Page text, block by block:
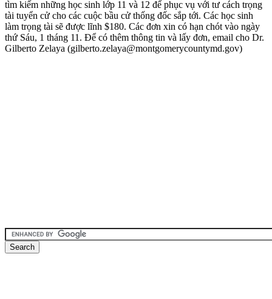
tìm kiếm những học sinh lớp 11 và 12 để phục vụ với tư cách trọng
tài tuyển cử cho các cuộc bầu cử thống đốc sắp tới. Các học sinh
làm trọng tài sẽ được lĩnh $180. Các đơn xin có hạn chót vào ngày
thứ Sáu, 1 tháng 11. Để có thêm thông tin và lấy đơn, email cho Dr.
Gilberto Zelaya (gilberto.zelaya@montgomerycountymd.gov)